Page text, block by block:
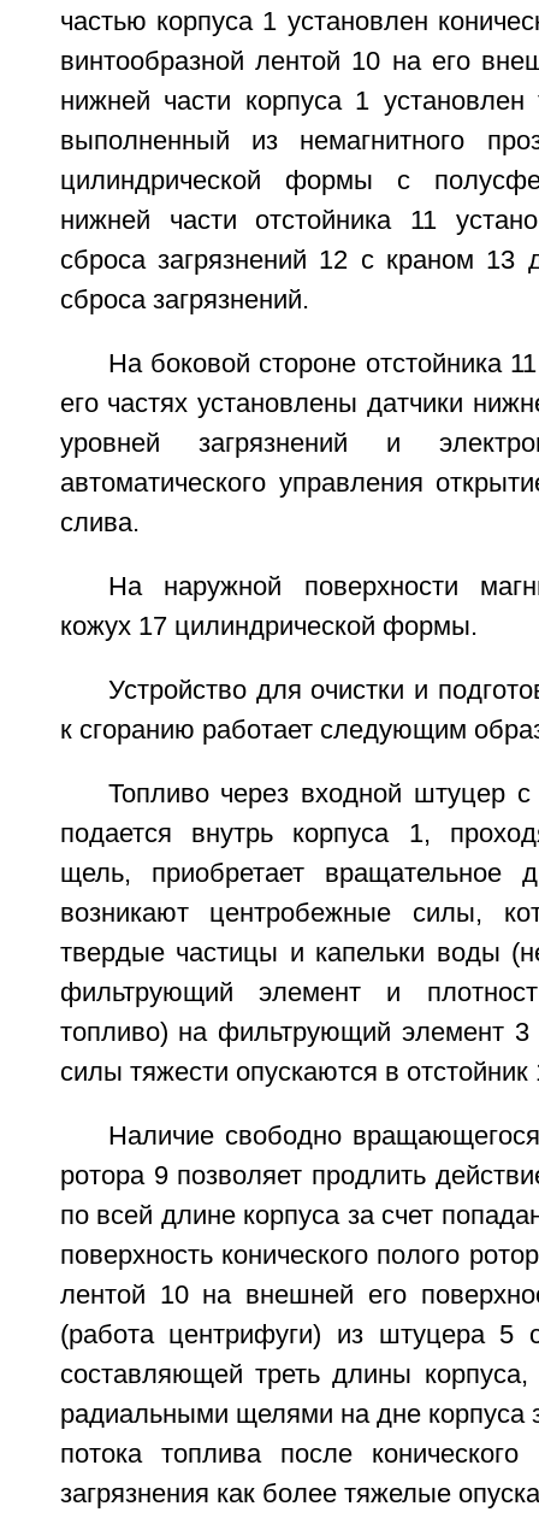
частью корпуса 1 установлен
винтообразной лентой 10 на его
нижней части корпуса 1 установлен
выполненный из немагнитного
цилиндрической формы с
нижней части отстойника 11
сброса загрязнений 12 с краном 13
сброса загрязнений.
На боковой стороне отстойника
его частях установлены датчики
уровней загрязнений и
автоматического управления
слива.
На наружной поверхности
кожух 17 цилиндрической формы.
Устройство для очистки и
к сгоранию работает следующим
Топливо через входной штуцер
подается внутрь корпуса 1,
щель, приобретает вращательное
возникают центробежные силы,
твердые частицы и капельки воды
фильтрующий элемент и
топливо) на фильтрующий элемент 3
силы тяжести опускаются в отстойник
Наличие свободно вращающегося
ротора 9 позволяет продлить
по всей длине корпуса за счет
поверхность конического полого
лентой 10 на внешней его
(работа центрифуги) из штуцера 5
составляющей треть длины
радиальными щелями на дне корпуса
потока топлива после
загрязнения как более тяжелые